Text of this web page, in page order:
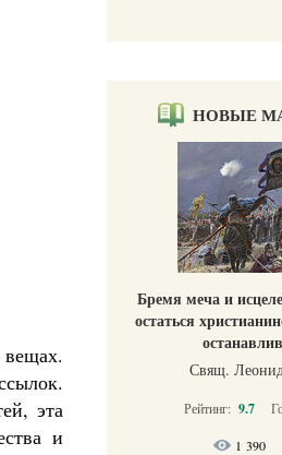
эта
и
НОВЫЕ
Бремя меча и
остаться
Свящ.
Рейтинг: 9.7
1 390